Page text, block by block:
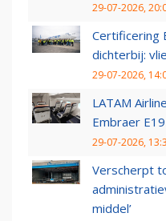
29-07-2026,
Certificering
dichterbij:
29-07-2026,
LATAM
Embraer
29-07-2026,
Verscherpt
middel’